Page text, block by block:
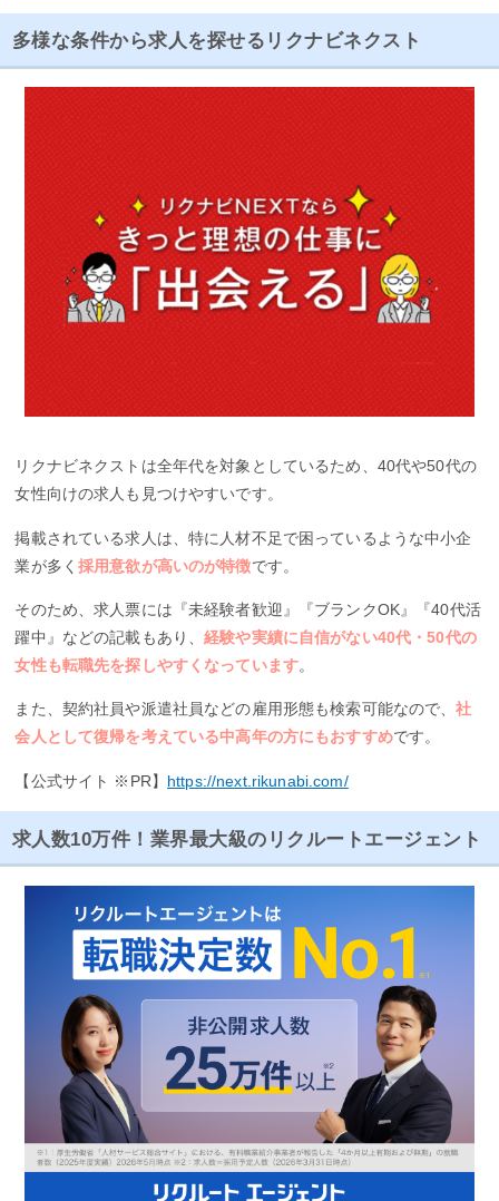
多様な条件から求人を探せるリクナビネクスト
リクナビネクストは全年代を対象としているため、40代や50代の
女性向けの求人も見つけやすいです。
掲載されている求人は、特に人材不足で困っているような中小企
業が多く採用意欲が高いのが特徴です。
そのため、求人票には『未経験者歓迎』『ブランクOK』『40代活
躍中』などの記載もあり、経験や実績に自信がない40代・50代の
女性も転職先を探しやすくなっています。
また、契約社員や派遣社員などの雇用形態も検索可能なので、社
会人として復帰を考えている中高年の方にもおすすめです。
【公式サイト ※PR】 https://next.rikunabi.com/
求人数10万件！業界最大級のリクルートエージェント